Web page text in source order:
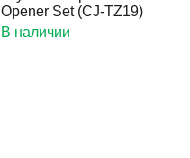
Opener Set (CJ-TZ19)
В наличии